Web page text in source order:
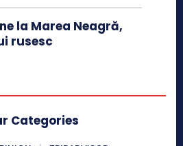
la Marea Neagră,
rusesc
Categories